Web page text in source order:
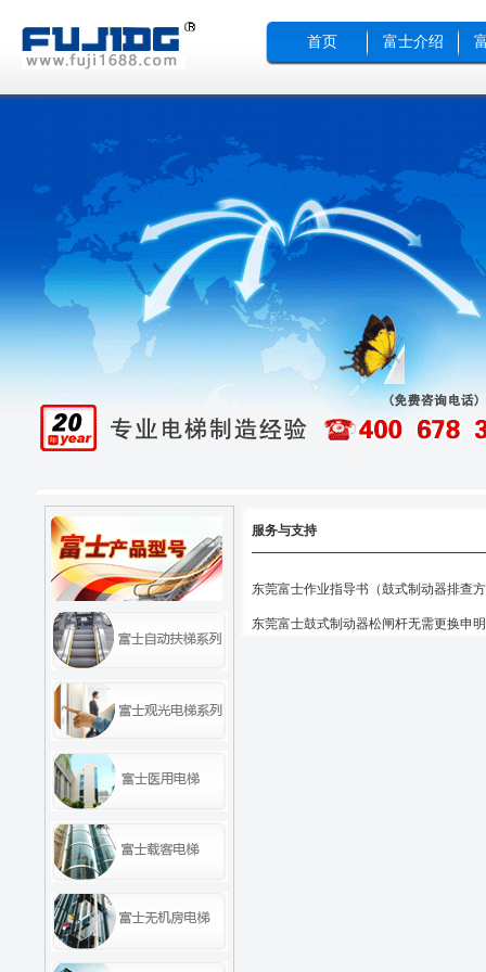
首页 富士介绍
服务与支持
东莞富士作业指导书（鼓式制动器排查
东莞富士鼓式制动器松闸杆无需更换申明